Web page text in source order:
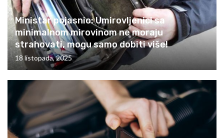
Ministar pojasnio: Umirovljenici sa
minimalnom mirovinom ne moraju
strahovati, mogu samo dobiti više!
18 listopada, 2025